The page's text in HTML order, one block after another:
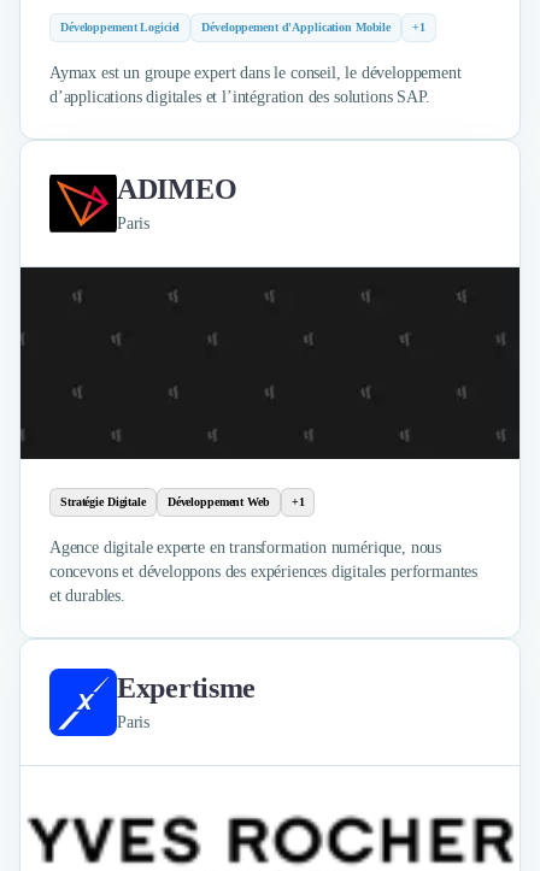
Développement Logiciel Développement d'Application Mobile +1
Aymax est un groupe expert dans le conseil, le développement
d’applications digitales et l’intégration des solutions SAP.
ADIMEO
Paris
Stratégie Digitale Développement Web +1
Agence digitale experte en transformation numérique, nous
concevons et développons des expériences digitales performantes
et durables.
Expertisme
Paris